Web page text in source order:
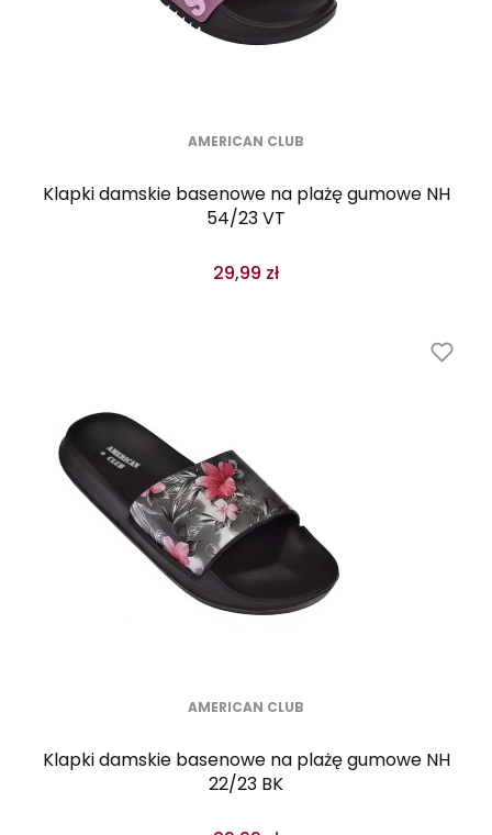
AMERICAN CLUB
Klapki damskie basenowe na plażę gumowe NH
54/23 VT
29,99 zł
AMERICAN CLUB
Klapki damskie basenowe na plażę gumowe NH
22/23 BK